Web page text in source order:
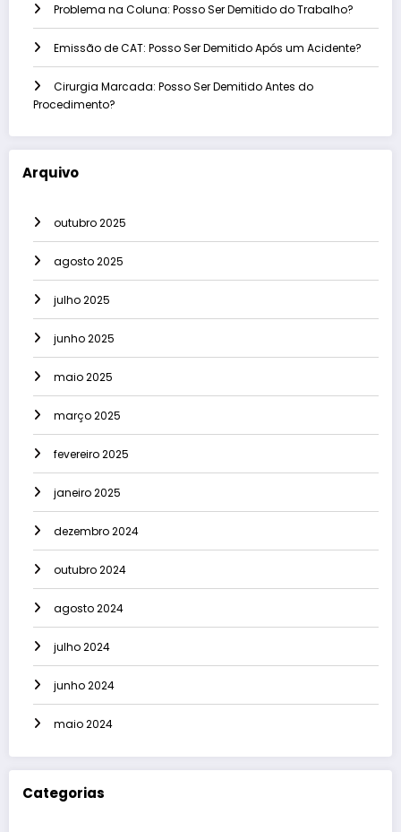
Problema na Coluna: Posso Ser Demitido do Trabalho?
Emissão de CAT: Posso Ser Demitido Após um Acidente?
Cirurgia Marcada: Posso Ser Demitido Antes do
Procedimento?
Arquivo
outubro 2025
agosto 2025
julho 2025
junho 2025
maio 2025
março 2025
fevereiro 2025
janeiro 2025
dezembro 2024
outubro 2024
agosto 2024
julho 2024
junho 2024
maio 2024
Categorias